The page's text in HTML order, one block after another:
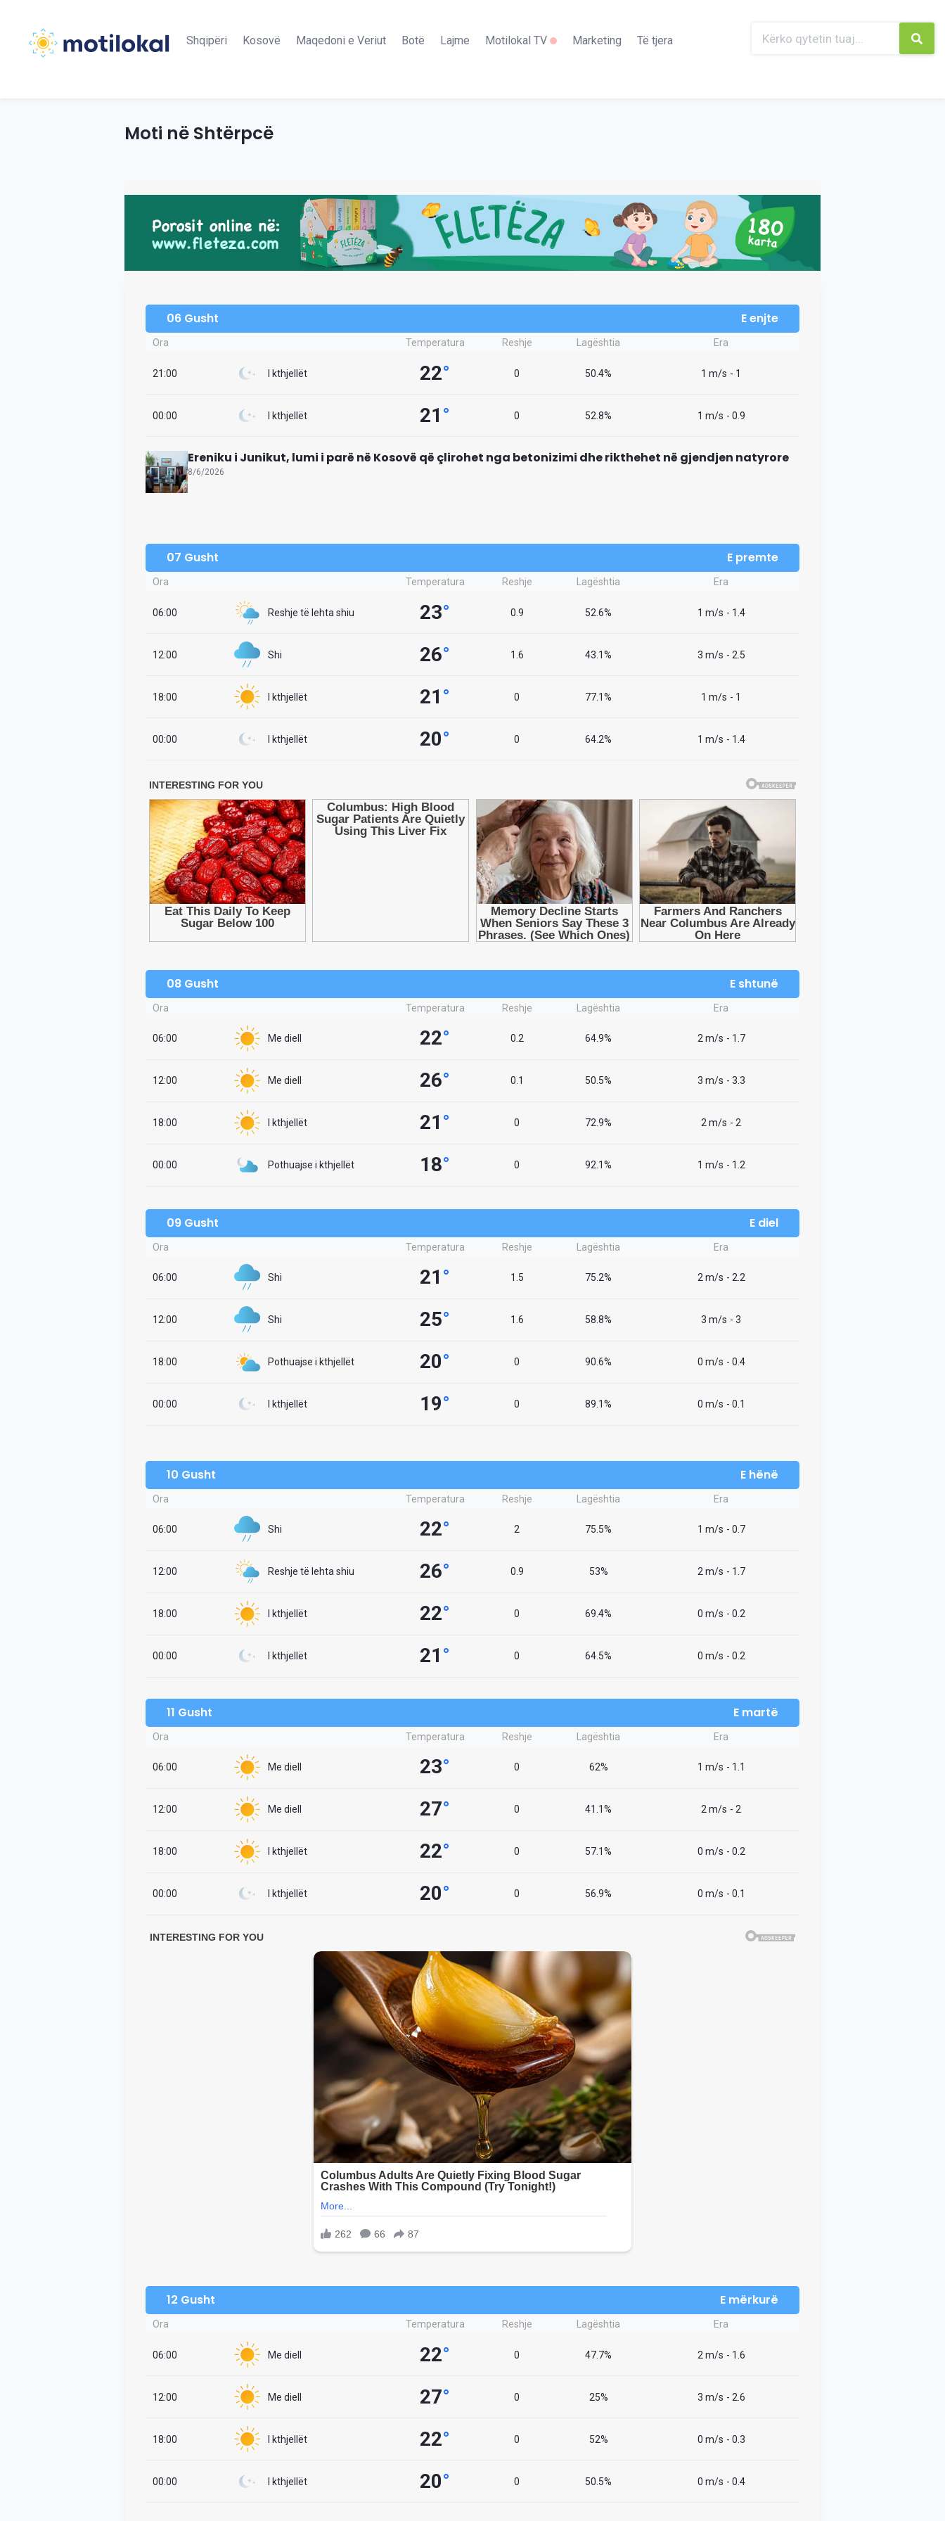
Shqipëri Kosovë Maqedoni e Veriut Botë Lajme Motilokal TV Marketing Të tjera
Moti në Shtërpcë
06 Gusht E enjte
Ora Temperatura Reshje Lagështia Era
21:00 I kthjellët 22° 0 50.4% 1 m/s - 1
00:00 I kthjellët 21 ° 0 52.8% 1 m/s - 0.9
Ereniku i Junikut, lumi i parë në Kosovë që çlirohet nga betonizimi dhe rikthehet në gjendjen natyrore
8/6/2026
07 Gusht E premte
Ora Temperatura Reshje Lagështia Era
06:00 Reshje të lehta shiu 23° 0.9 52.6% 1 m/s - 1.4
12:00 Shi 26° 1.6 43.1% 3 m/s - 2.5
18:00 I kthjellët 21 ° 0 77.1% 1 m/s - 1
00:00 I kthjellët 20° 0 64.2% 1 m/s - 1.4
08 Gusht E shtunë
Ora Temperatura Reshje Lagështia Era
06:00 Me diell 22° 0.2 64.9% 2 m/s - 1.7
12:00 Me diell 26° 0.1 50.5% 3 m/s - 3.3
18:00 I kthjellët 21 ° 0 72.9% 2 m/s - 2
00:00 Pothuajse i kthjellët 18° 0 92.1% 1 m/s - 1.2
09 Gusht E diel
Ora Temperatura Reshje Lagështia Era
06:00 Shi 21 ° 1.5 75.2% 2 m/s - 2.2
12:00 Shi 25° 1.6 58.8% 3 m/s - 3
18:00 Pothuajse i kthjellët 20° 0 90.6% 0 m/s - 0.4
00:00 I kthjellët 19° 0 89.1% 0 m/s - 0.1
10 Gusht E hënë
Ora Temperatura Reshje Lagështia Era
06:00 Shi 22° 2 75.5% 1 m/s - 0.7
12:00 Reshje të lehta shiu 26° 0.9 53% 2 m/s - 1.7
18:00 I kthjellët 22° 0 69.4% 0 m/s - 0.2
00:00 I kthjellët 21 ° 0 64.5% 0 m/s - 0.2
11 Gusht E martë
Ora Temperatura Reshje Lagështia Era
06:00 Me diell 23° 0 62% 1 m/s - 1.1
12:00 Me diell 27° 0 41.1% 2 m/s - 2
18:00 I kthjellët 22° 0 57.1% 0 m/s - 0.2
00:00 I kthjellët 20° 0 56.9% 0 m/s - 0.1
12 Gusht E mërkurë
Ora Temperatura Reshje Lagështia Era
06:00 Me diell 22° 0 47.7% 2 m/s - 1.6
12:00 Me diell 27° 0 25% 3 m/s - 2.6
18:00 I kthjellët 22° 0 52% 0 m/s - 0.3
00:00 I kthjellët 20° 0 50.5% 0 m/s - 0.4